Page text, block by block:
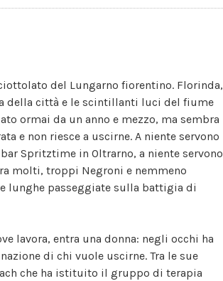
del Lungarno fiorentino. Florinda,
della città e le scintillanti luci del fiume
ormai da un anno e mezzo, ma sembra
e non riesce a uscirne. A niente servono
Spritztime in Oltrarno, a niente servono
molti, troppi Negroni e nemmeno
lunghe passeggiate sulla battigia di
lavora, entra una donna: negli occhi ha
di chi vuole uscirne. Tra le sue
che ha istituito il gruppo di terapia